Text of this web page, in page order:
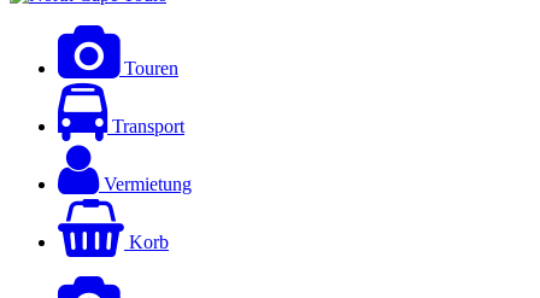
Touren
Transport
Vermietung
Korb